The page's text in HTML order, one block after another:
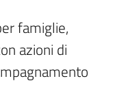
famiglie,
azioni di